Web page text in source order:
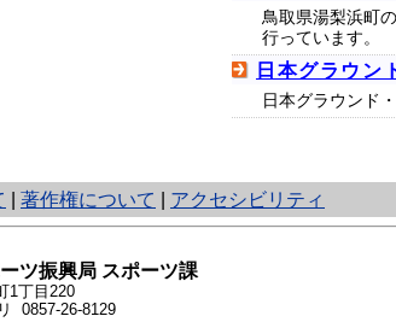
鳥取県湯梨浜町
行っています。
日本グラウン
日本グラウンド
著作権について アクセシビリティ
ツ振興局 スポーツ課
1丁目220
0857-26-8129